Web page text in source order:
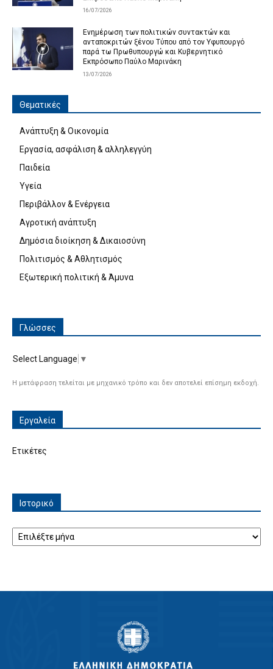
16/07/2026
Ενημέρωση των πολιτικών συντακτών και
ανταποκριτών ξένου Τύπου από τον Υφυπουργό
παρά τω Πρωθυπουργώ και Κυβερνητικό
Εκπρόσωπο Παύλο Μαρινάκη
13/07/2026
Θεματικές
Ανάπτυξη & Οικονομία
Εργασία, ασφάλιση & αλληλεγγύη
Παιδεία
Υγεία
Περιβάλλον & Ενέργεια
Αγροτική ανάπτυξη
Δημόσια διοίκηση & Δικαιοσύνη
Πολιτισμός & Αθλητισμός
Εξωτερική πολιτική & Άμυνα
Γλώσσες
Select Language ▼
Η μετάφραση τελείται με μηχανικό τρόπο και δεν αποτελεί επίσημη εκδοχή.
Εργαλεία
Ετικέτες
Ιστορικό